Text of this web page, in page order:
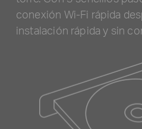
conexión Wi-Fi rápida
instalación rápida y sin